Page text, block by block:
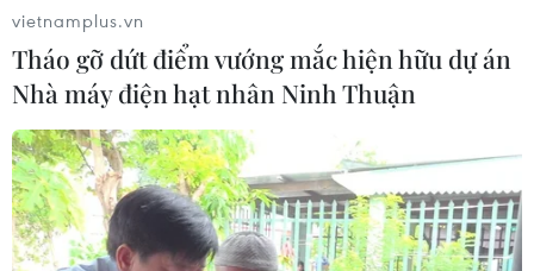
TIN CÙNG CHUYÊN MỤC
Liên hợp quốc kêu gọi chấm dứt tấn
công dân thường trong xung đột
Nga-Ukraine
07/08/2026 04:29
vietnamplus.vn
Tháo gỡ dứt điểm vướng mắc hiện hữu dự án
Nhà máy điện hạt nhân Ninh Thuận